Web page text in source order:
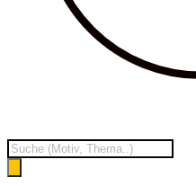
Products
search